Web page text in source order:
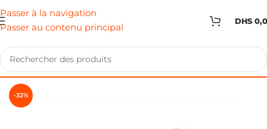
Passer à la navigation
Passer au contenu principal
DHS
-32%